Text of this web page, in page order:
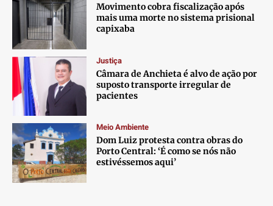
Movimento cobra fiscalização após
mais uma morte no sistema prisional
capixaba
Justiça
Câmara de Anchieta é alvo de ação por
suposto transporte irregular de
pacientes
Meio Ambiente
Dom Luiz protesta contra obras do
Porto Central: ‘É como se nós não
estivéssemos aqui’